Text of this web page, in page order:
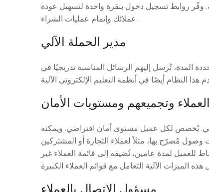
وفّر روابط تسجيل دخول بنقرة واحدة لتسهيل عودة
عملائك وإتمام عمليات الشراء.
مدير الحملة الآلي
المدة، تُرسل إليهم الرسائل المناسبة تدريجيًا في
وتجميعهم ومستويات الأمان
يُخصص لكل عميل مستوى أمان افتراضي. ويمكنه
وصول مُصرّح بها، مثلاً لعملاء التجارة أو المشتركين
لمدة عامين، نُضيفه إلى قائمة العملاء غير
مسؤول الاتصال بالعملاء